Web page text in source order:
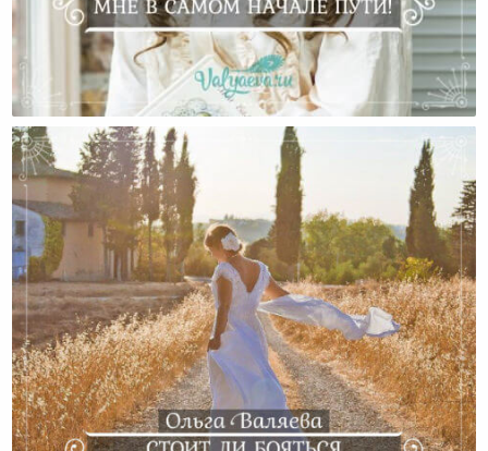
Спасибо Тем, Кто Помог Мне В Самом Начале Пути!